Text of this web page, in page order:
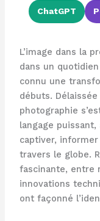
ChatGPT
L’image dans la
dans un
connu une
débuts.
photographie
langage
captiver,
travers le globe.
fascinante, entre
innovations
ont façonné